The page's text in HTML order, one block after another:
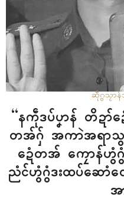
ဆဵုဂ္ဗသၟာ
“နကဵုဒပ်ပၞာန် တိဍ
တအ်ဂှ် အကာဲအရာသွ
ဍေံတအ် ကၠောန်
ညံၚ်ဟွံဂွံဒးထပ်ဆောံ
အ